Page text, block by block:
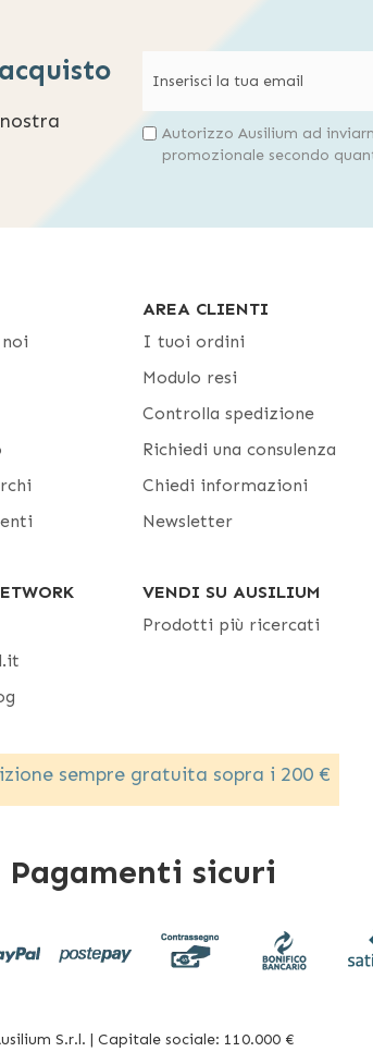
Autorizzo Ausilium ad
promozionale secondo
AREA CLIENTI
I tuoi ordini
Modulo resi
Controlla spedizione
Richiedi una consulenza
Chiedi informazioni
Newsletter
VENDI SU AUSILIUM
Prodotti più ricercati
sempre gratuita sopra i 200 €
Pagamenti sicuri
S.r.l. | Capitale sociale: 110.000 €